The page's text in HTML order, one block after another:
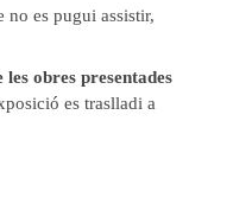
no es pugui assistir,
les obres presentades
es traslladi a